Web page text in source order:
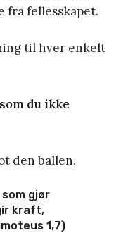
fra fellesskapet.
til hver enkelt
du ikke
den ballen.
som gjør
kraft,
1,7)